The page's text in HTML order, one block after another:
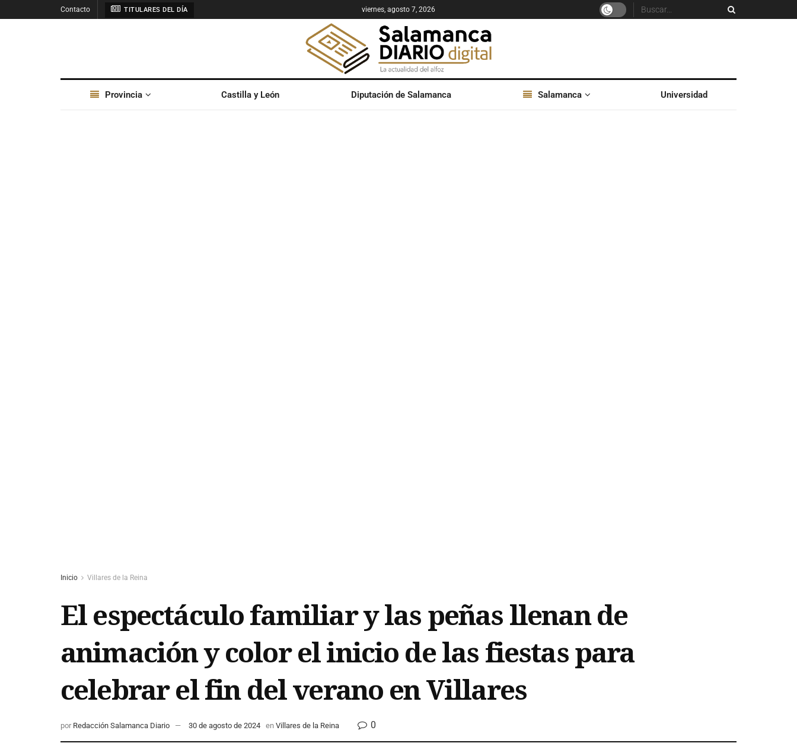
Contacto TITULARES DEL DÍA viernes, agosto 7, 2026
Provincia Castilla y León Diputación de Salamanca Salamanca Universidad
Inicio Villares de la Reina
El espectáculo familiar y las peñas llenan de
animación y color el inicio de las fiestas para
celebrar el fin del verano en Villares
por Redacción Salamanca Diario 30 de agosto de 2024 en Villares de la Reina 0